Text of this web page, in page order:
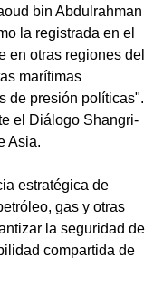
bin Abdulrahman
la registrada en el
en otras regiones del
marítimas
de presión políticas".
el Diálogo Shangri-
Asia.
estratégica de
gas y otras
la seguridad de
compartida de